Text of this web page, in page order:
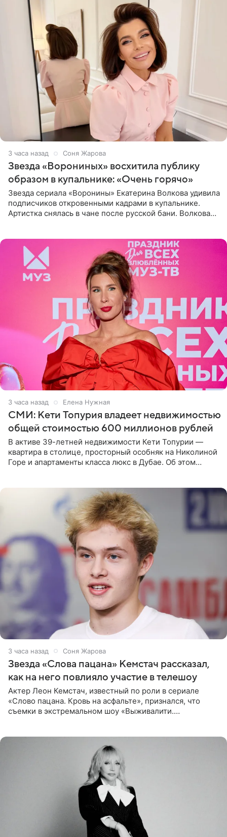
3 часа назад Соня Жарова
Звезда «Ворониных» восхитила публику
образом в купальнике: «Очень горячо»
Звезда сериала «Воронины» Екатерина Волкова удивила
подписчиков откровенными кадрами в купальнике.
Артистка снялась в чане после русской бани. Волкова
3 часа назад Елена Нужная
СМИ: Кети Топурия владеет недвижимостью
общей стоимостью 600 миллионов рублей
В активе 39-летней недвижимости Кети Топурии —
квартира в столице, просторный особняк на Николиной
Горе и апартаменты класса люкс в Дубае. Об этом
3 часа назад Соня Жарова
Звезда «Слова пацана» Кемстач рассказал,
как на него повлияло участие в телешоу
Актер Леон Кемстач, известный по роли в сериале
«Слово пацана. Кровь на асфальте», признался, что
съемки в экстремальном шоу «Выживалити.